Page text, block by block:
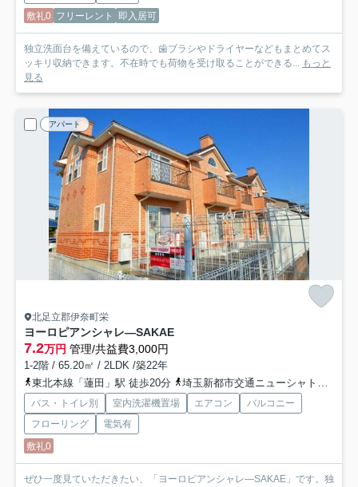
敷礼0 フリーレント 即入居可
独立洗面台を備えているので、歯ブラシやドライヤーなどもまとめてス
ッキリ収納できます。不在時でも荷物を受け取ることができる... もっと
見る
アパート
北足立郡伊奈町栄
ヨーロピアンシャレ―SAKAE
7.2万円 管理/共益費3,000円
1-2階 / 65.20㎡ / 2LDK /築22年
東北本線「蓮田」駅 徒歩20分
埼玉新都市交通ニューシャトル「丸山」駅 徒歩27分
バス・トイレ別 室内洗濯機置場 エアコン
バルコニー
フローリング
電気有
敷礼0
ぜひ一度見ていただきたい、「ヨーロピアンシャレ―SAKAE」です。独